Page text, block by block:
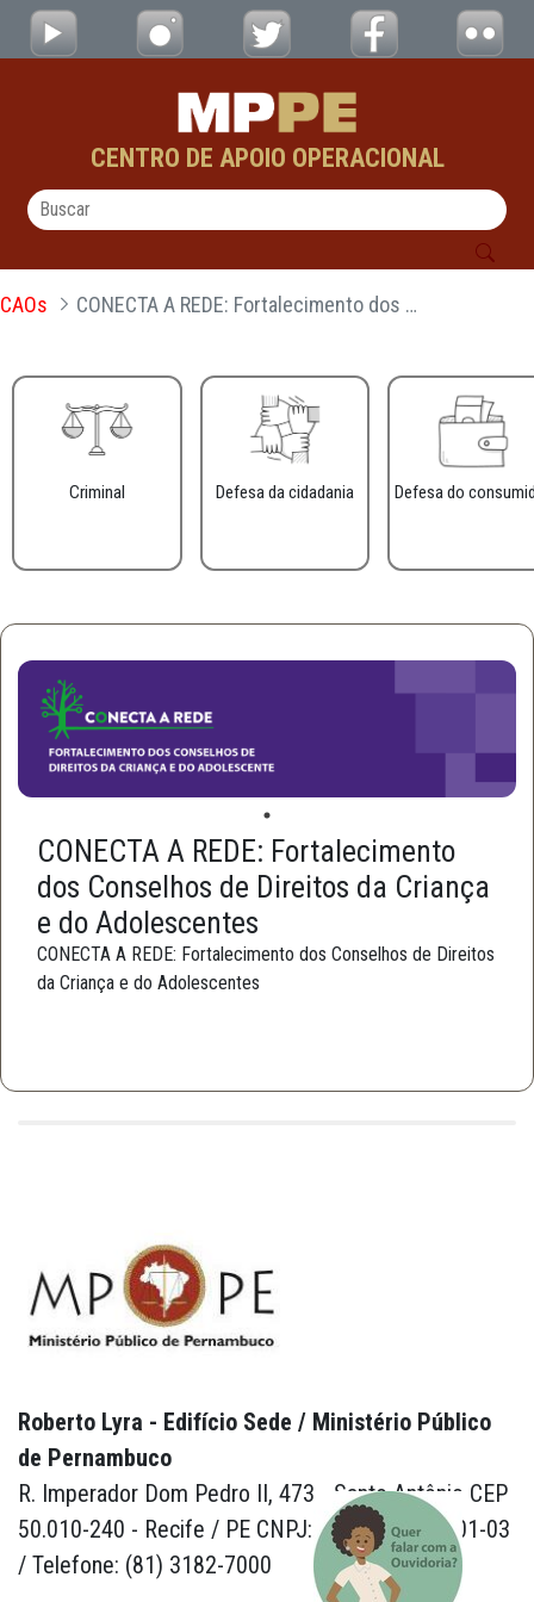
Pular para o Conteúdo principal
CONECTA A REDE: Fortalecimento dos
CENTRO DE APOIO OPERACIONAL
CAOs CONECTA A REDE: Fortalecimento dos Conselhos de Direitos da Criança e do Adolescentes
Criminal Defesa da cidadania Defesa do
CONECTA A REDE: Fortalecimento
dos Conselhos de Direitos da Criança
e do Adolescentes
CONECTA A REDE: Fortalecimento dos Conselhos de Direitos
da Criança e do Adolescentes
Roberto Lyra - Edifício Sede / Ministério Público
de Pernambuco
R. Imperador Dom Pedro II, 473 - Santo Antônio CEP
50.010-240 - Recife / PE CNPJ: 24.417.065/0001-03
/ Telefone: (81) 3182-7000